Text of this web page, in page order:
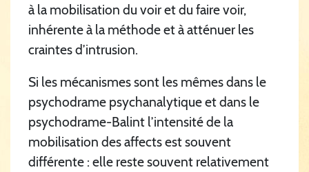
à la mobilisation du voir et du faire voir,
inhérente à la méthode et à atténuer les
craintes d’intrusion.
Si les mécanismes sont les mêmes dans le
psychodrame psychanalytique et dans le
psychodrame-Balint l’intensité de la
mobilisation des affects est souvent
différente : elle reste souvent relativement